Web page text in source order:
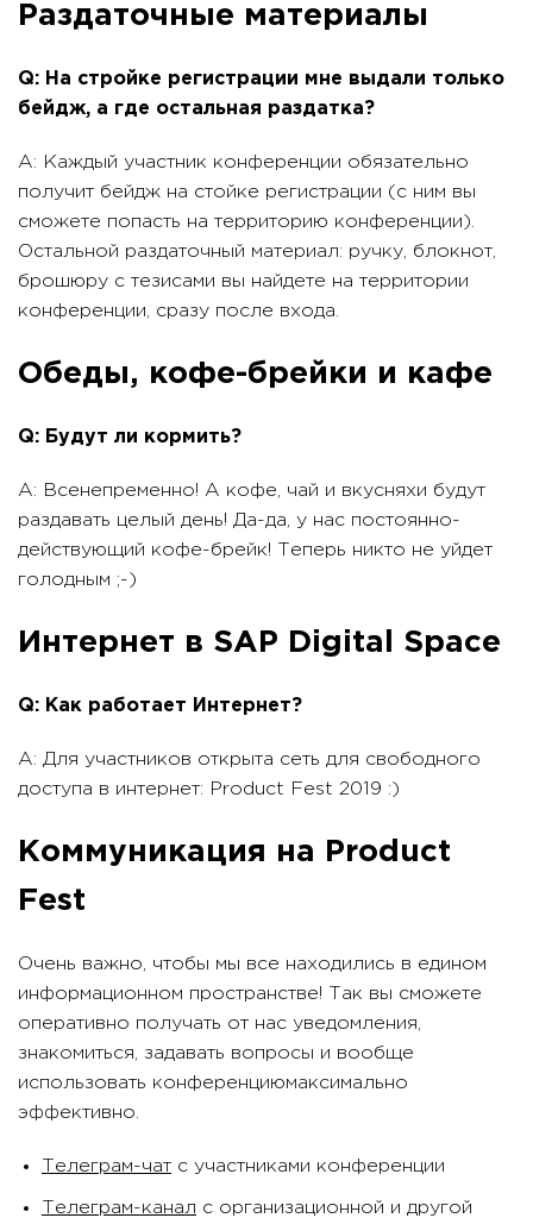
Раздаточные материалы
Q: На стройке регистрации мне выдали только
бейдж, а где остальная раздатка?
A: Каждый участник конференции обязательно
получит бейдж на стойке регистрации (с ним вы
сможете попасть на территорию конференции).
Остальной раздаточный материал: ручку, блокнот,
брошюру с тезисами вы найдете на территории
конференции, сразу после входа.
Обеды, кофе-брейки и кафе
Q: Будут ли кормить?
A: Всенепременно! А кофе, чай и вкусняхи будут
раздавать целый день! Да-да, у нас постоянно-
действующий кофе-брейк! Теперь никто не уйдет
голодным ;-)
Интернет в SAP Digital Space
Q: Как работает Интернет?
A: Для участников открыта сеть для свободного
доступа в интернет: Product Fest 2019 :)
Коммуникация на Product
Fest
Очень важно, чтобы мы все находились в едином
информационном пространстве! Так вы сможете
оперативно получать от нас уведомления,
знакомиться, задавать вопросы и вообще
использовать конференциюмаксимально
эффективно.
Телеграм-чат с участниками конференции
Телеграм-канал с организационной и другой